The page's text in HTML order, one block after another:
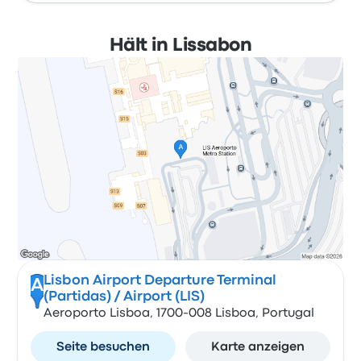
Hält in Lissabon
A Lisbon Airport Departure Terminal
(Partidas) / Airport (LIS)
Aeroporto Lisboa, 1700-008 Lisboa, Portugal
Seite besuchen Karte anzeigen